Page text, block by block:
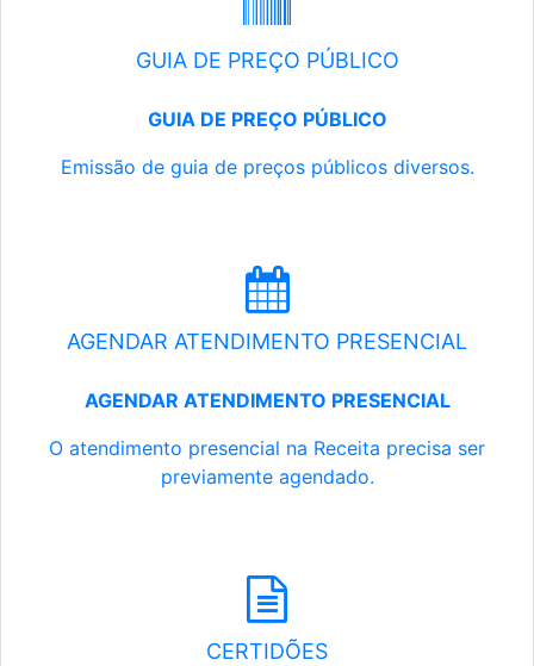
GUIA DE PREÇO PÚBLICO
GUIA DE PREÇO PÚBLICO
Emissão de guia de preços públicos diversos.
AGENDAR ATENDIMENTO PRESENCIAL
AGENDAR ATENDIMENTO PRESENCIAL
O atendimento presencial na Receita precisa ser
previamente agendado.
CERTIDÕES